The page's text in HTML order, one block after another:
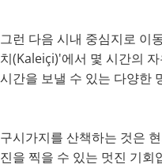
그런 다음 시내 중심지로 이
치(Kaleiçi)'에서 몇 시간의
시간을 보낼 수 있는 다양한
구시가지를 산책하는 것은
진을 찍을 수 있는 멋진 기회